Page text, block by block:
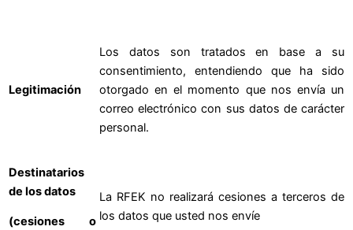
Legitimación
Los datos son tratados en base a su
consentimiento, entendiendo que ha sido
otorgado en el momento que nos envía un
correo electrónico con sus datos de carácter
personal.
Destinatarios
de los datos
(cesiones o
La RFEK no realizará cesiones a terceros de
los datos que usted nos envíe